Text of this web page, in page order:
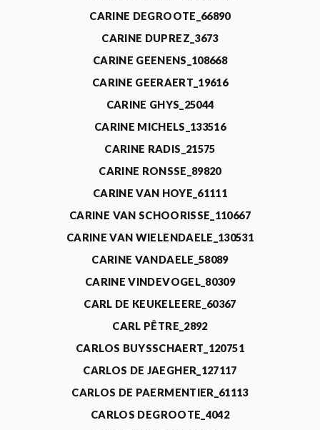
CARINE DEGROOTE_66890
CARINE DUPREZ_3673
CARINE GEENENS_108668
CARINE GEERAERT_19616
CARINE GHYS_25044
CARINE MICHELS_133516
CARINE RADIS_21575
CARINE RONSSE_89820
CARINE VAN HOYE_61111
CARINE VAN SCHOORISSE_110667
CARINE VAN WIELENDAELE_130531
CARINE VANDAELE_58089
CARINE VINDEVOGEL_80309
CARL DE KEUKELEERE_60367
CARL PÊTRE_2892
CARLOS BUYSSCHAERT_120751
CARLOS DE JAEGHER_127117
CARLOS DE PAERMENTIER_61113
CARLOS DEGROOTE_4042